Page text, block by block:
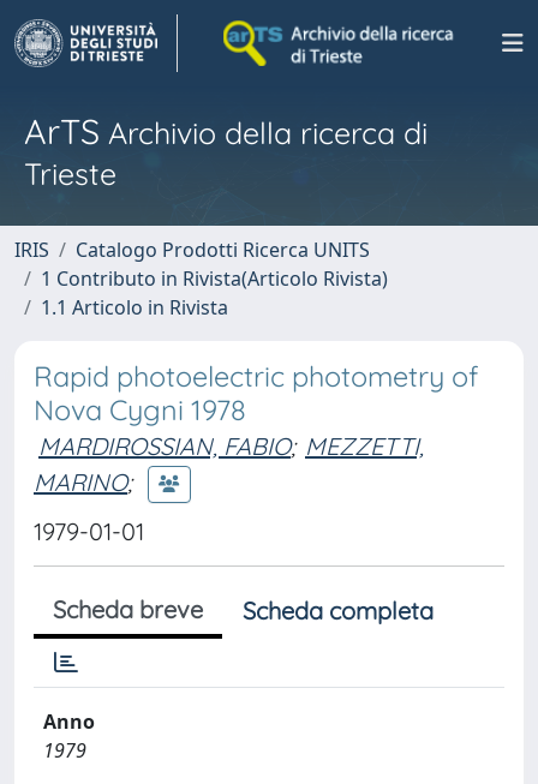
ArTS Archivio della ricerca di
Trieste
IRIS
Catalogo Prodotti Ricerca UNITS
1 Contributo in Rivista(Articolo Rivista)
1.1 Articolo in Rivista
Rapid photoelectric photometry of
Nova Cygni 1978
MARDIROSSIAN, FABIO; MEZZETTI,
MARINO;
1979-01-01
Scheda breve Scheda completa
Anno
1979